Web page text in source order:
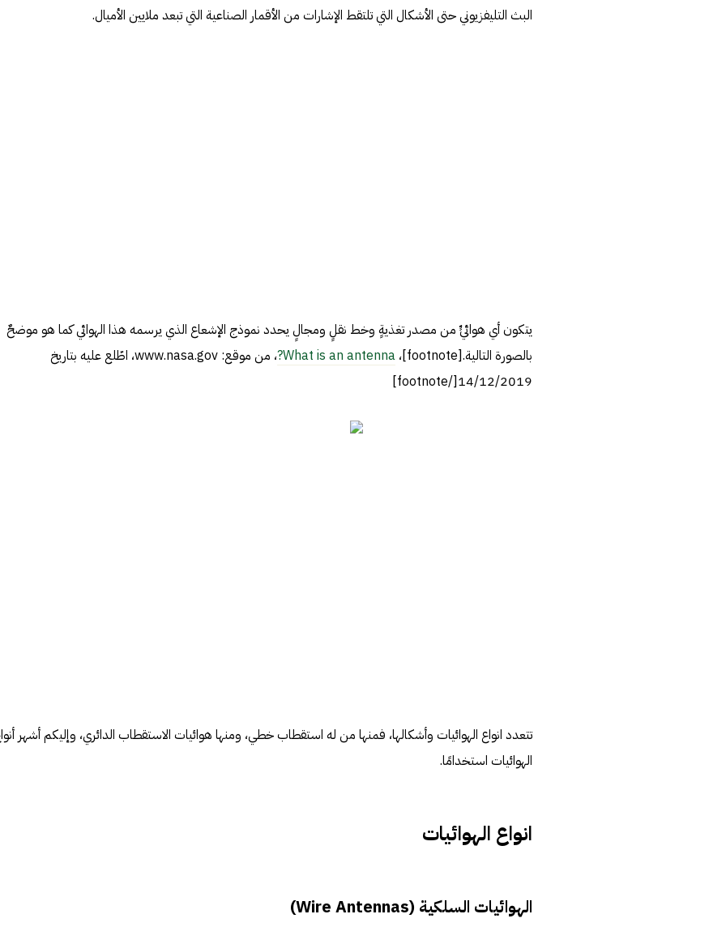
البث التليفزيوني حتى الأشكال التي تلتقط الإشارات من الأقمار الصناعية التي تبعد ملايين الأميال.
يتكون أي هوائيٍّ من مصدر تغذيةٍ وخط نقلٍ ومجالٍ يحدد نموذج الإشعاع الذي يرسمه هذا الهوائي كما هو موضحٌ
بالصورة التالية.[footnote]،
What is an antenna?
، من موقع: www.nasa.gov، اطّلع عليه بتاريخ
14/12/2019[/footnote]
تتعدد انواع الهوائيات وأشكالها، فمنها من له استقطاب خطي، ومنها هوائيات الاستقطاب الدائري، وإليكم أشهر
الهوائيات استخدامًا.
انواع الهوائيات
الهوائيات السلكية (Wire Antennas)